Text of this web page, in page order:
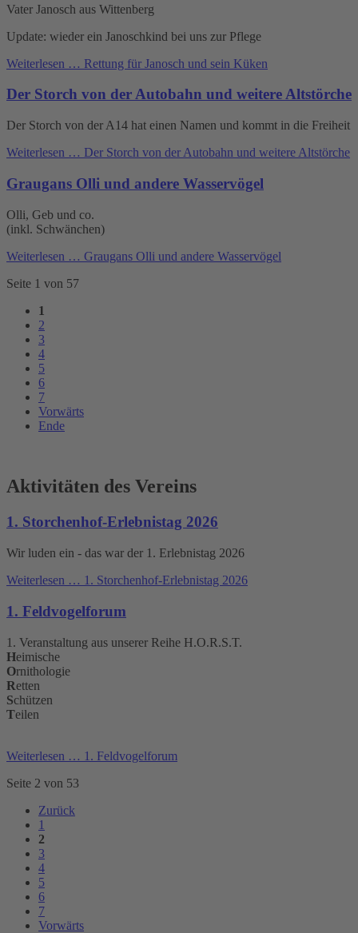
Vater Janosch aus Wittenberg
Update: wieder ein Janoschkind bei uns zur Pflege
Weiterlesen … Rettung für Janosch und sein Küken
Der Storch von der Autobahn und weitere Altstörche
Der Storch von der A14 hat einen Namen und kommt in die Freiheit
Weiterlesen … Der Storch von der Autobahn und weitere Altstörche
Graugans Olli und andere Wasservögel
Olli, Geb und co.
(inkl. Schwänchen)
Weiterlesen … Graugans Olli und andere Wasservögel
Seite 1 von 57
1
2
3
4
5
6
7
Vorwärts
Ende
Aktivitäten des Vereins
1. Storchenhof-Erlebnistag 2026
Wir luden ein - das war der 1. Erlebnistag 2026
Weiterlesen … 1. Storchenhof-Erlebnistag 2026
1. Feldvogelforum
1. Veranstaltung aus unserer Reihe H.O.R.S.T.
Heimische
Ornithologie
Retten
Schützen
Teilen
Weiterlesen … 1. Feldvogelforum
Seite 2 von 53
Zurück
1
2
3
4
5
6
7
Vorwärts